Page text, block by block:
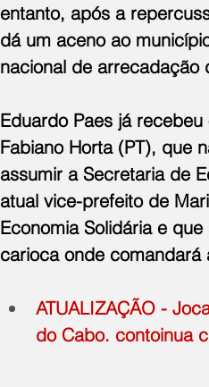
entanto, após a
dá um aceno ao
nacional de arrecadação
Eduardo Paes já
Fabiano Horta (PT), que
assumir a Secretaria de
atual vice-prefeito de
Economia Solidária e
carioca onde comandará
ATUALIZAÇÃO -
do Cabo. contoinua